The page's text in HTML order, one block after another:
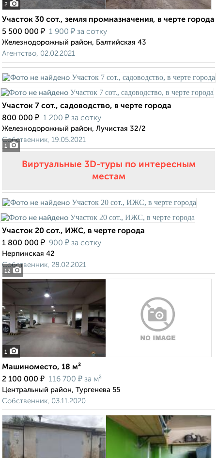
2
Участок 30 сот., земля промназначения, в черте города
5 500 000 ₽ 1 900 ₽ за сотку
Железнодорожный район, Балтийская 43
Агентство, 02.02.2021
1
Участок 7 сот., садоводство, в черте города
800 000 ₽ 1 200 ₽ за сотку
Железнодорожный район, Лучистая 32/2
Собственник, 19.05.2021
Виртуальные 3D-туры по интересным
местам
12
Участок 20 сот., ИЖС, в черте города
1 800 000 ₽ 900 ₽ за сотку
Нерпинская 42
Собственник, 28.02.2021
1
Машиноместо, 18 м²
2 100 000 ₽ 116 700 ₽ за м²
Центральный район, Тургенева 55
Собственник, 03.11.2020